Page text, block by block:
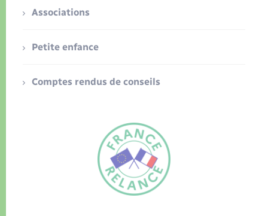
Associations
Petite enfance
Comptes rendus de conseils